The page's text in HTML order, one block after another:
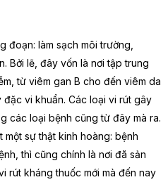
đoạn: làm sạch môi trường,
Bởi lẽ, đây vốn là nơi tập trung
từ viêm gan B cho đến viêm da
vi khuẩn. Các loại vi rút gây
các loại bệnh cũng từ đây mà ra.
sự thật kinh hoàng: bệnh
thì cũng chính là nơi đã sản
rút kháng thuốc mới mà đến nay